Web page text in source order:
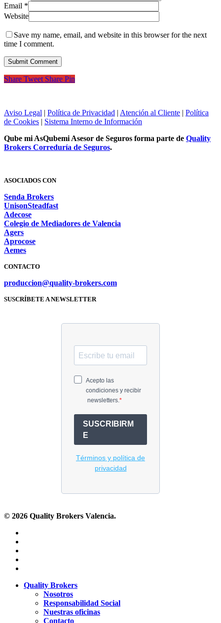
Email *
Website
Save my name, email, and website in this browser for the next
time I comment.
Share Tweet Share Pin
Aviso Legal | Política de Privacidad | Atención al Cliente | Política
de Cookies | Sistema Interno de Información
Qube mi AsQubemi Asesor de Seguros forma parte de Quality
Brokers Correduría de Seguros.
ASOCIADOS CON
Senda Brokers
UnisonSteadfast
Adecose
Colegio de Mediadores de Valencia
Agers
Aprocose
Aemes
CONTACTO
produccion@quality-brokers.com
SUSCRÍBETE A NEWSLETTER
© 2026 Quality Brokers Valencia.
Close
Quality Brokers
Nosotros
Responsabilidad Social
Nuestras oficinas
Contacto